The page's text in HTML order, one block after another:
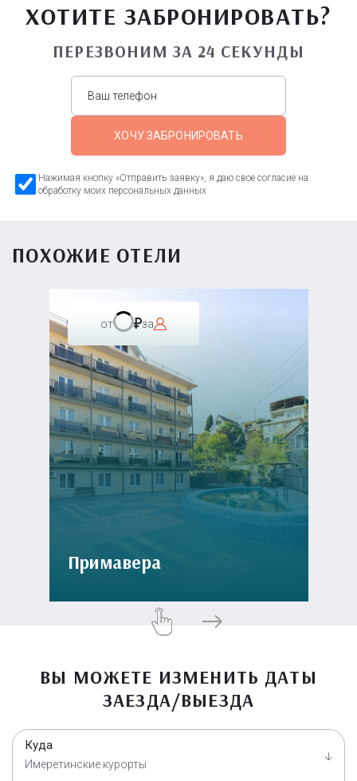
ХОТИТЕ ЗАБРОНИРОВАТЬ?
ПЕРЕЗВОНИМ ЗА 24 СЕКУНДЫ
ХОЧУ ЗАБРОНИРОВАТЬ
Нажимая кнопку «Отправить заявку», я даю свое согласие на
обработку моих персональных данных
ПОХОЖИЕ ОТЕЛИ
от за
Примавера
ВЫ МОЖЕТЕ ИЗМЕНИТЬ ДАТЫ
ЗАЕЗДА/ВЫЕЗДА
Куда
Имеретинские курорты